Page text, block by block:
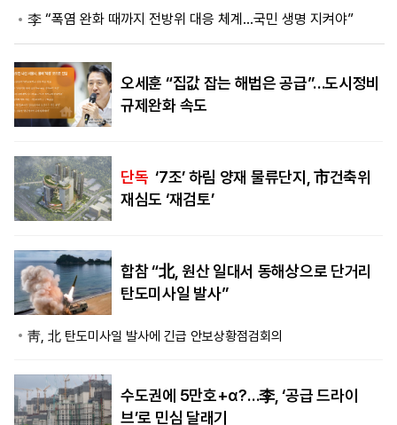
李 “폭염 완화 때까지 전방위 대응 체계…국민 생명 지켜야”
오세훈 “집값 잡는 해법은 공급”…도시정비
규제완화 속도
단독 ‘7조’ 하림 양재 물류단지, 市건축위
재심도 ‘재검토’
합참 “北, 원산 일대서 동해상으로 단거리
탄도미사일 발사”
靑, 北 탄도미사일 발사에 긴급 안보상황점검회의
수도권에 5만호+α?…李, ‘공급 드라이
브’로 민심 달래기